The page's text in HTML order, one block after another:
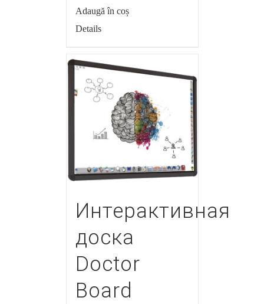
Adaugă în coș
Details
Интерактивная
доска
Doctor
Board